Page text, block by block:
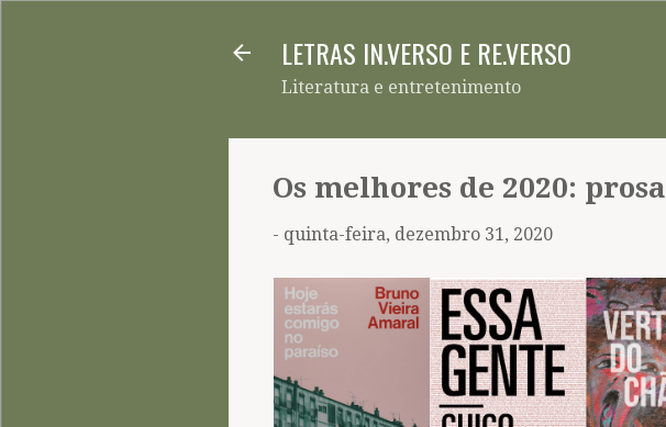
LETRAS IN.VERSO E RE.VERSO
Literatura e entretenimento
Os melhores de 2020: prosa
- quinta-feira, dezembro 31, 2020